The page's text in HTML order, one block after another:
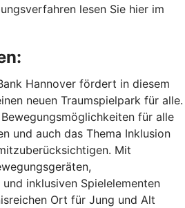
lesen Sie hier im
Hannover fördert in diesem
neuen Traumspielpark für alle.
für alle
und auch das Thema Inklusion
Mit
inklusiven Spielelementen
Ort für Jung und Alt